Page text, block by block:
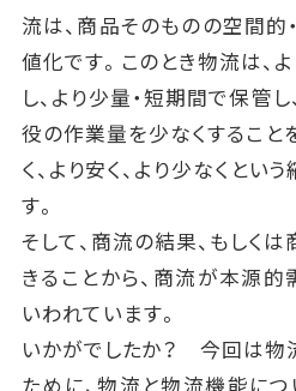
流は、商品そのものの空間
値化です。このとき物流は、
し、より少量・短期間で保管
役の作業量を少なくすること
く、より安く、より少なくと
す。
そして、商流の結果、もしく
きることから、商流が本源
いわれています。
いかがでしたか？ 今回は物
ために、物流と物流機能に